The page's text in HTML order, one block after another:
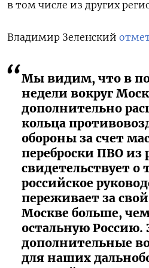
в том числе из других
Владимир Зеленский
Мы видим, что в
недели вокруг
дополнительно
кольца
обороны за счет
переброски ПВО из
свидетельствует о
российское
переживает за
Москве больше,
остальную Россию.
дополнительные
для наших